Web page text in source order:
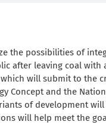
the possibilities of
after leaving coal
will submit to the
Concept and the
of development
will help meet the